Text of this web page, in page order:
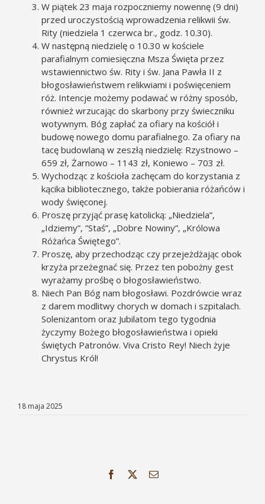
W piątek 23 maja rozpoczniemy nowennę (9 dni)
przed uroczystością wprowadzenia relikwii św.
Rity (niedziela 1 czerwca br., godz. 10.30).
W następną niedzielę o 10.30 w kościele
parafialnym comiesięczna Msza Święta przez
wstawiennictwo św. Rity i św. Jana Pawła II z
błogosławieństwem relikwiami i poświęceniem
róż. Intencje możemy podawać w różny sposób,
również wrzucając do skarbony przy świeczniku
wotywnym. Bóg zapłać za ofiary na kościół i
budowę nowego domu parafialnego. Za ofiary na
tacę budowlaną w zeszłą niedzielę: Rzystnowo –
659 zł, Żarnowo – 1143 zł, Koniewo – 703 zł.
Wychodząc z kościoła zachęcam do korzystania z
kącika bibliotecznego, także pobierania różańców i
wody święconej.
Proszę przyjąć prasę katolicką: „Niedziela”,
„Idziemy”, ”Staś”, „Dobre Nowiny”, „Królowa
Różańca Świętego”.
Proszę, aby przechodząc czy przejeżdżając obok
krzyża przeżegnać się. Przez ten pobożny gest
wyrażamy prośbę o błogosławieństwo.
Niech Pan Bóg nam błogosławi. Pozdrówcie wraz
z darem modlitwy chorych w domach i szpitalach.
Solenizantom oraz Jubilatom tego tygodnia
życzymy Bożego błogosławieństwa i opieki
świętych Patronów. Viva Cristo Rey! Niech żyje
Chrystus Król!
18 maja 2025
Facebook Email